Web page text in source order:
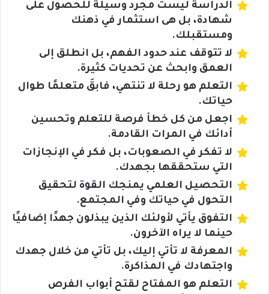
الدراسة ليست مجرد وسيلة للحصول على
شهادة، بل هى استثمار في ذهنك
ومستقبلك.
لا تتوقف عند حدود الفهم، بل انطلق إلى
العمق وابحث عن تحديات كثيرة.
التعلم هو رحلة لا تنتهي، فابقَ متعلمًا طوال
حياتك.
اجعل من كل خطأ فرصة للتعلم وتحسين
أدائك في المرات القادمة.
لا تفكر في الصعوبات، بل فكر في الإنجازات
التي ستحققها بجهدك.
التحصيل العلمي يمنجك القوة لتحقيق
التحول في حياتك وفي المجتمع.
التفوق يأتي لأولئك الذين يبذلون جهدًا إضافيًا
حينما لا يراه الآخرون.
المعرفة لا تأتي إليك، بل تأتي من خلال جهدك
واجتهادك في المذاكرة.
التعلم هو المفتاح لقتح أبواب الفرص